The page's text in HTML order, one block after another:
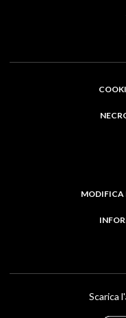
MODIFICA
Scarica